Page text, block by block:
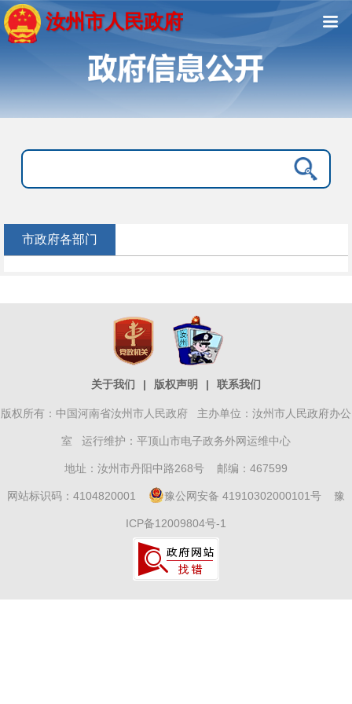
汝州市人民政府
市政府各部门
关于我们 | 版权声明 | 联系我们
版权所有：中国河南省汝州市人民政府 主办单位：汝州市人民政府办公
室 运行维护：平顶山市电子政务外网运维中心
地址：汝州市丹阳中路268号 邮编：467599
网站标识码：4104820001 豫公网安备 41910302000101号 豫
ICP备12009804号-1